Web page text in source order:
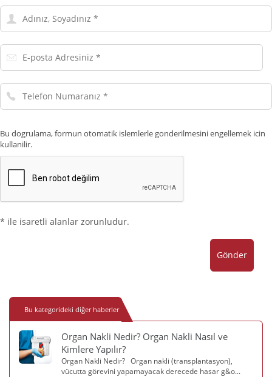
Adınız,
Soyadınız
E-
posta
Adresiniz
Telefon
Numaranız
Bu dogrulama, formun otomatik islemlerle gonderilmesini engellemek icin
kullanilir.
* ile isaretli alanlar zorunludur.
Gönder
Bu kategorideki diğer haberler
Organ Nakli Nedir? Organ Nakli Nasıl ve
Kimlere Yapılır?
Organ Nakli Nedir? Organ nakli (transplantasyon),
vücutta görevini yapamayacak derecede hasar g&o...